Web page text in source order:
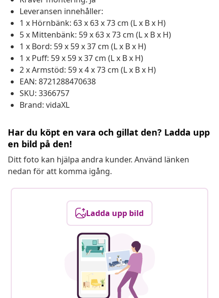
Leveransen innehåller:
1 x Hörnbänk: 63 x 63 x 73 cm (L x B x H)
5 x Mittenbänk: 59 x 63 x 73 cm (L x B x H)
1 x Bord: 59 x 59 x 37 cm (L x B x H)
1 x Puff: 59 x 59 x 37 cm (L x B x H)
2 x Armstöd: 59 x 4 x 73 cm (L x B x H)
EAN: 8721288470638
SKU: 3366757
Brand: vidaXL
Har du köpt en vara och gillat den? Ladda upp
en bild på den!
Ditt foto kan hjälpa andra kunder. Använd länken
nedan för att komma igång.
Ladda upp bild